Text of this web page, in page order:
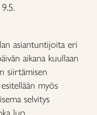
asiantuntijoita eri
aikana kuullaan
siirtämisen
myös
selvitys
luo